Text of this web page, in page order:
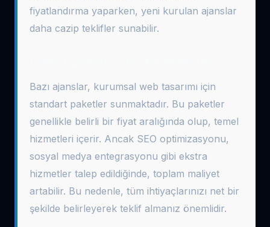
fiyatlandırma yaparken, yeni kurulan ajanslar
daha cazip teklifler sunabilir.
Bazı ajanslar, kurumsal web tasarımı için
standart paketler sunmaktadır. Bu paketler
genellikle belirli bir fiyat aralığında olup, temel
hizmetleri içerir. Ancak SEO optimizasyonu,
sosyal medya entegrasyonu gibi ekstra
hizmetler talep edildiğinde, toplam maliyet
artabilir. Bu nedenle, tüm ihtiyaçlarınızı net bir
şekilde belirleyerek teklif almanız önemlidir.